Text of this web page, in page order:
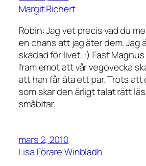
Margit Richert
Robin: Jag vet precis vad du
en chans att jag äter dem. Jag
skadad för livet. :) Fast
fram emot att vår vegovecka
att han får äta ett par. Trots att
som skar den ärligt talat rätt
småbitar.
mars 2, 2010
Lisa Förare Winbladh